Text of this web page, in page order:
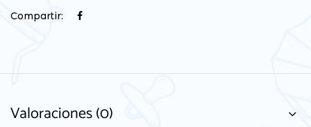
Compartir:
Valoraciones (0)